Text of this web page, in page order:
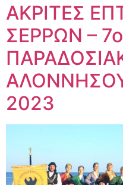
ΑΚΡΙΤΕΣ
ΣΕΡΡΩΝ –
ΑΛΟΝΝΗΣΟΥ
2023